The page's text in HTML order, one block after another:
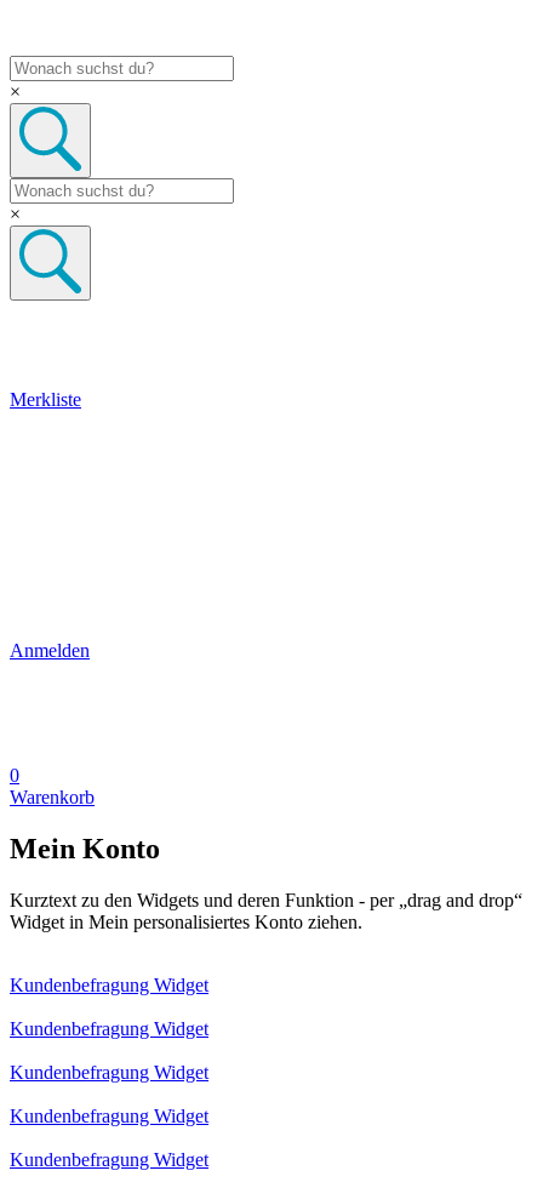
×
×
Merkliste
Anmelden
0
Warenkorb
Mein Konto
Kurztext zu den Widgets und deren Funktion - per „drag and drop“
Widget in Mein personalisiertes Konto ziehen.
Kundenbefragung Widget
Kundenbefragung Widget
Kundenbefragung Widget
Kundenbefragung Widget
Kundenbefragung Widget